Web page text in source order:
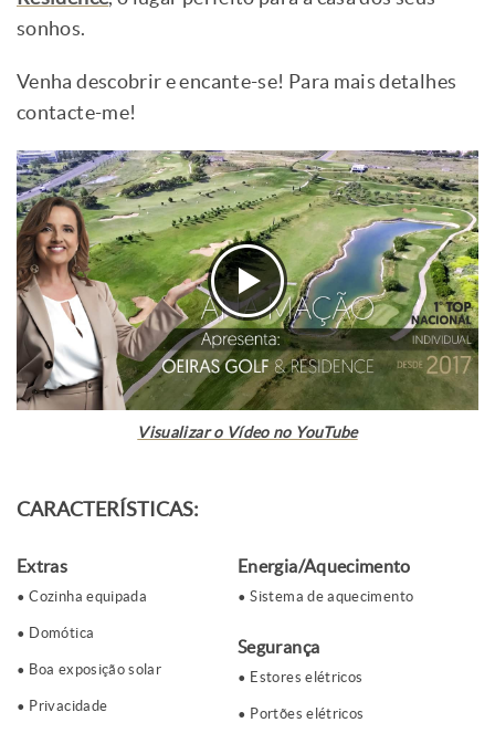
sonhos.
Venha descobrir e encante-se! Para mais detalhes
contacte-me!
Visualizar o Vídeo no YouTube
CARACTERÍSTICAS:
Extras
Cozinha equipada
Domótica
Boa exposição solar
Privacidade
Energia/Aquecimento
Sistema de aquecimento
Segurança
Estores elétricos
Portões elétricos